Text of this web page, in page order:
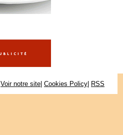
Voir notre site Cookies Policy RSS